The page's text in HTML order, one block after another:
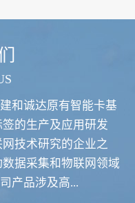
RFID智慧食堂系统
和诚达原有智能卡基
的生产及应用研发
技术研究的企业之
据采集和物联网领域
产品涉及高...